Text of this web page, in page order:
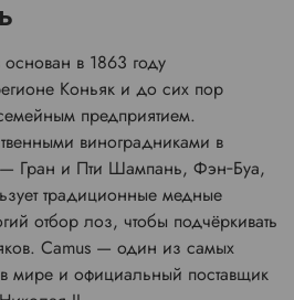
основан в 1863 году
Коньяк и до сих пор
предприятием.
виноградниками в
Гран и Пти Шампань, Фэн‑Буа,
традиционные медные
отбор лоз, чтобы подчёркивать
Camus — один из самых
мире и официальный поставщик